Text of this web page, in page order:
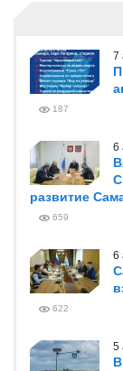
7
187
6
развитие
659
6
622
5